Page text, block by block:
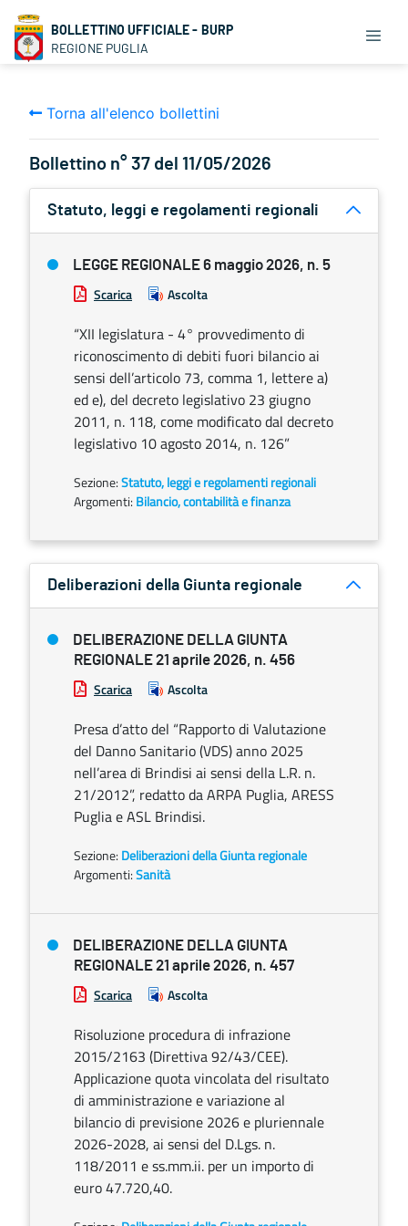
BOLLETTINO UFFICIALE - BURP
REGIONE PUGLIA
Torna all'elenco bollettini
Bollettino n° 37 del 11/05/2026
Statuto, leggi e regolamenti regionali
LEGGE REGIONALE 6 maggio 2026, n. 5
Scarica Ascolta
“XII legislatura - 4° provvedimento di
riconoscimento di debiti fuori bilancio ai
sensi dell’articolo 73, comma 1, lettere a)
ed e), del decreto legislativo 23 giugno
2011, n. 118, come modificato dal decreto
legislativo 10 agosto 2014, n. 126”
Sezione:Statuto, leggi e regolamenti regionali
Argomenti: Bilancio, contabilità e finanza
Deliberazioni della Giunta regionale
DELIBERAZIONE DELLA GIUNTA
REGIONALE 21 aprile 2026, n. 456
Scarica Ascolta
Presa d’atto del “Rapporto di Valutazione
del Danno Sanitario (VDS) anno 2025
nell’area di Brindisi ai sensi della L.R. n.
21/2012”, redatto da ARPA Puglia, ARESS
Puglia e ASL Brindisi.
Sezione: Deliberazioni della Giunta regionale
Argomenti:Sanità
DELIBERAZIONE DELLA GIUNTA
REGIONALE 21 aprile 2026, n. 457
Scarica Ascolta
Risoluzione procedura di infrazione
2015/2163 (Direttiva 92/43/CEE).
Applicazione quota vincolata del risultato
di amministrazione e variazione al
bilancio di previsione 2026 e pluriennale
2026-2028, ai sensi del D.Lgs. n.
118/2011 e ss.mm.ii. per un importo di
euro 47.720,40.